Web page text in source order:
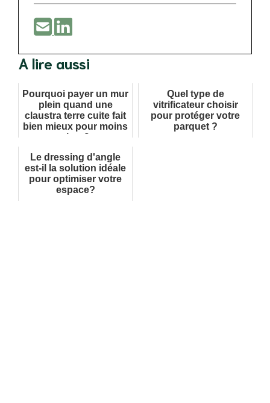
A lire aussi
Pourquoi payer un mur
plein quand une
claustra terre cuite fait
bien mieux pour moins
cher ?
Quel type de
vitrificateur choisir
pour protéger votre
parquet ?
Le dressing d'angle
est-il la solution idéale
pour optimiser votre
espace?